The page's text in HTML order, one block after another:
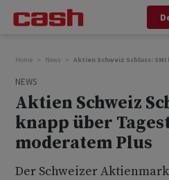
Home News Aktien Schweiz Schluss:
NEWS
Aktien Schweiz
knapp über
moderatem Plus
Der Schweizer